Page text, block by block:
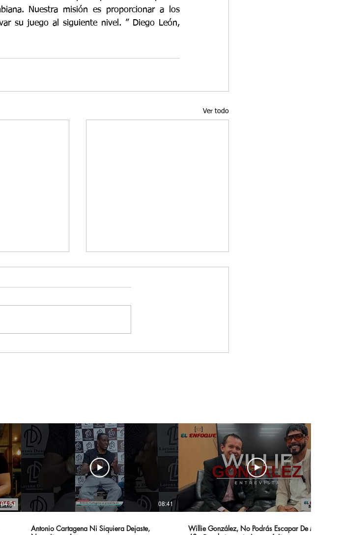
Nuestra misión es proporcionar a los
su juego al siguiente nivel. ” Diego León,
Ver todo
Baby:
Parque Arauco consolida
04:51 08:41
Antonio Cartagena Ni Siquiera Dejaste,
Willie González, No Podrás Escapar De Mi -